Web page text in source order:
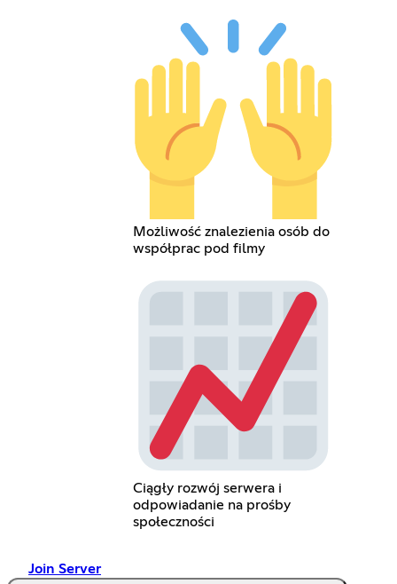
Możliwość znalezienia osób do
współprac pod filmy
Ciągły rozwój serwera i
odpowiadanie na prośby
społeczności
Join Server